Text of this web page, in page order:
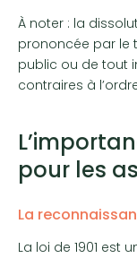
À noter : la
prononcée par le
public ou de tout
contraires à
pour les
La
La loi de 1901 est